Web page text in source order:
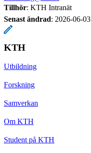
Tillhör: KTH Intranät
Senast ändrad: 2026-06-03
KTH
Utbildning
Forskning
Samverkan
Om KTH
Student på KTH